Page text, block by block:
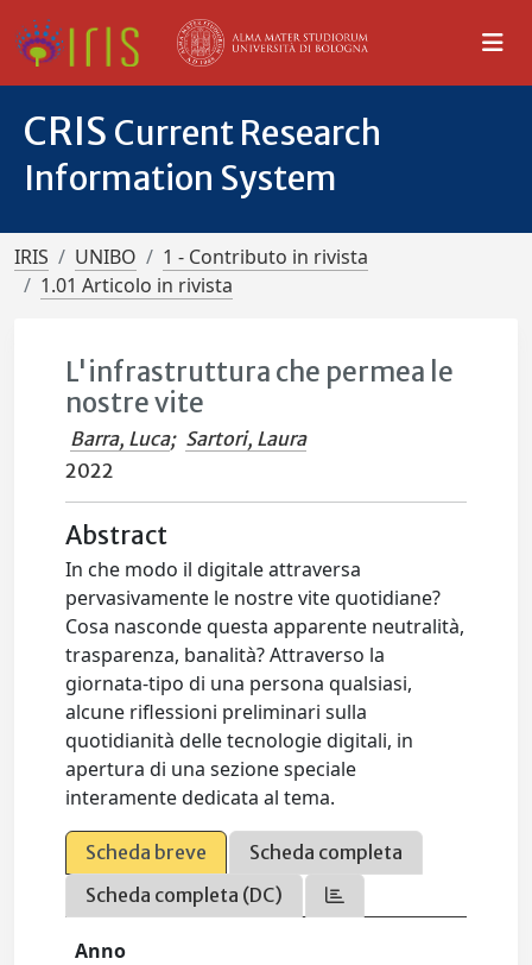
CRIS Current Research
Information System
IRIS UNIBO
1 - Contributo in rivista
1.01 Articolo in rivista
L'infrastruttura che permea le
nostre vite
Barra, Luca; Sartori, Laura
2022
Abstract
In che modo il digitale attraversa
pervasivamente le nostre vite quotidiane?
Cosa nasconde questa apparente neutralità,
trasparenza, banalità? Attraverso la
giornata-tipo di una persona qualsiasi,
alcune riflessioni preliminari sulla
quotidianità delle tecnologie digitali, in
apertura di una sezione speciale
interamente dedicata al tema.
Scheda breve
Scheda completa
Scheda completa (DC)
Anno